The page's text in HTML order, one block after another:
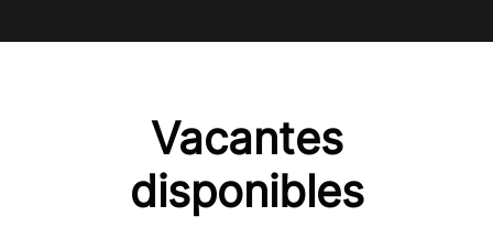
Vacantes
disponibles